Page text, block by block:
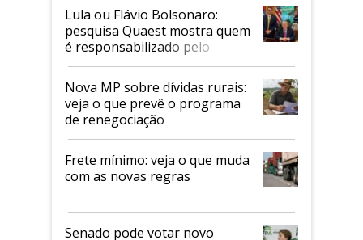
Lula ou Flávio Bolsonaro:
pesquisa Quaest mostra quem
é responsabilizado pelo
tarifaço dos EUA
Nova MP sobre dívidas rurais:
veja o que prevê o programa
de renegociação
Frete mínimo: veja o que muda
com as novas regras
Senado pode votar novo